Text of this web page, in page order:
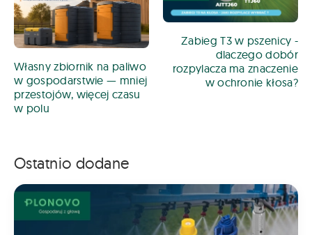
Własny zbiornik na paliwo
w gospodarstwie — mniej
przestojów, więcej czasu
w polu
Zabieg T3 w pszenicy -
dlaczego dobór
rozpylacza ma znaczenie
w ochronie kłosa?
Ostatnio dodane